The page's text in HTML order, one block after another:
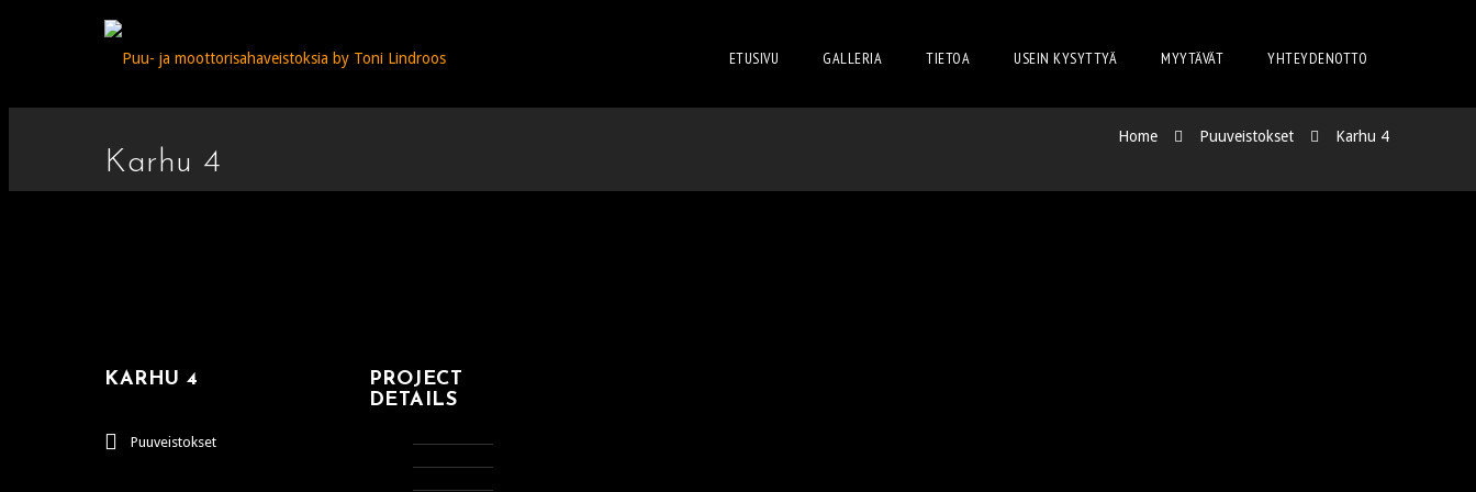
ETUSIVU GALLERIA TIETOA USEIN KYSYTTYÄ MYYTÄVÄT YHTEYDENOTTO
Karhu 4
Home Puuveistokset Karhu 4
KARHU 4
Puuveistokset
PROJECT
DETAILS